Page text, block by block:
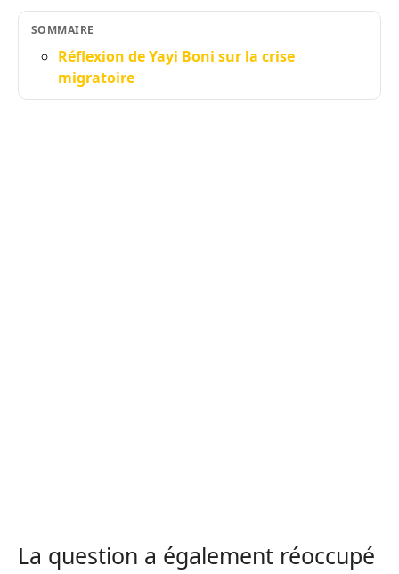
SOMMAIRE
Réflexion de Yayi Boni sur la crise
migratoire
La question a également réoccupé